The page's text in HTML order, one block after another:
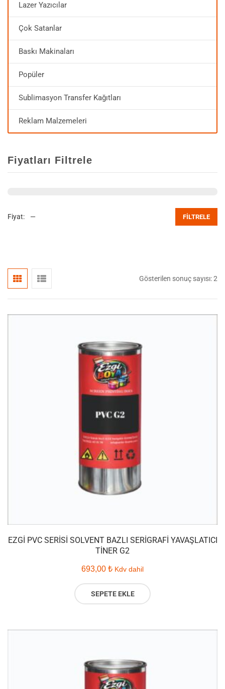
Lazer Yazıcılar
Çok Satanlar
Baskı Makinaları
Popüler
Sublimasyon Transfer Kağıtları
Reklam Malzemeleri
Fiyatları Filtrele
FILTRELE
Fiyat: —
Gösterilen sonuç sayısı: 2
EZGI PVC SERISI SOLVENT BAZLI SERIGRAFI YAVAŞLATICI
TINER G2
693,00 ₺ Kdv dahil
SEPETE EKLE